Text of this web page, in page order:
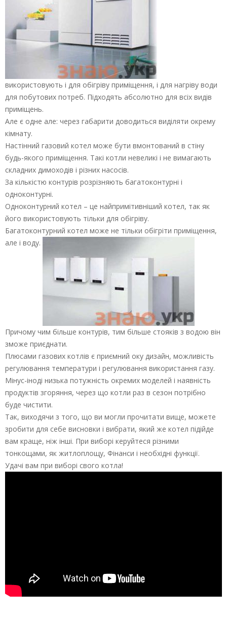
використовують і для обігріву приміщення, і для нагріву води
для побутових потреб. Підходять абсолютно для всіх видів
приміщень.
Але є одне але: через габарити доводиться виділяти окрему
кімнату.
Настінний газовий котел може бути вмонтований в стіну
будь-якого приміщення. Такі котли невеликі і не вимагають
складних димоходів і різних насосів.
За кількістю контурів розрізняють багатоконтурні і
одноконтурні.
Одноконтурний котел – це найпримітивніший котел, так як
його використовують тільки для обігріву.
Багатоконтурний котел може не тільки обігріти приміщення,
але і воду.
Причому чим більше контурів, тим більше стояків з водою він
зможе приєднати.
Плюсами газових котлів є приємний оку дизайн, можливість
регулювання температури і регулювання використання газу.
Мінус-іноді низька потужність окремих моделей і наявність
продуктів згоряння, через що котли раз в сезон потрібно
буде чистити.
Так, виходячи з того, що ви могли прочитати вище, можете
зробити для себе висновки і вибрати, який же котел підійде
вам краще, ніж інші. При виборі керуйтеся різними
тонкощами, як житлоплощу, Фінанси і необхідні функції.
Удачі вам при виборі свого котла!